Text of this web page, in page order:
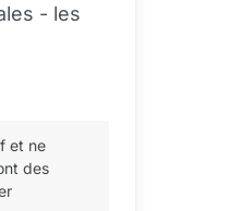
- les
et ne
des